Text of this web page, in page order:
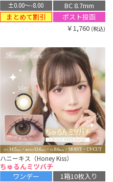
±0.00〜-8.00
BC 8.7mm
まとめて割引
ポスト投函
￥1,760 (税込)
ハニーキス（Honey Kiss）
ちゅるんミツバチ
ワンデー
1箱10枚入り